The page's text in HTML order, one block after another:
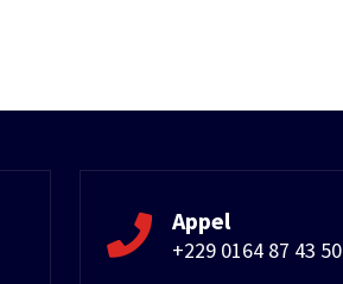
Appel
+229 0164 87 43 50